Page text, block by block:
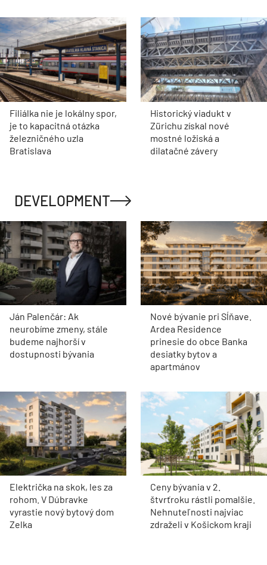
Filiálka nie je lokálny spor,
je to kapacitná otázka
železničného uzla
Bratislava
Historický viadukt v
Zürichu získal nové
mostné ložiská a
dilatačné závery
DEVELOPMENT
Ján Palenčár: Ak
neurobíme zmeny, stále
budeme najhorší v
dostupnosti bývania
Nové bývanie pri Sĺňave.
Ardea Residence
prinesie do obce Banka
desiatky bytov a
apartmánov
Električka na skok, les za
rohom. V Dúbravke
vyrastie nový bytový dom
Zelka
Ceny bývania v 2.
štvrťroku rástli pomalšie.
Nehnuteľnosti najviac
zdraželi v Košickom kraji